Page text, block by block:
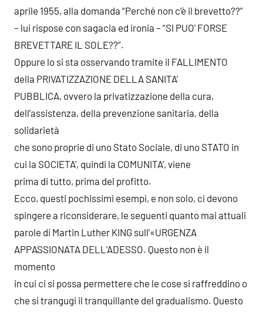
aprile 1955, alla domanda “Perché non c’è il brevetto??”
– lui rispose con sagacia ed ironia – “SI PUO’ FORSE
BREVETTARE IL SOLE??”.
Oppure lo si sta osservando tramite il FALLIMENTO
della PRIVATIZZAZIONE DELLA SANITA’
PUBBLICA, ovvero la privatizzazione della cura,
dell’assistenza, della prevenzione sanitaria, della
solidarietà
che sono proprie di uno Stato Sociale, di uno STATO in
cui la SOCIETA’, quindi la COMUNITA’, viene
prima di tutto, prima del profitto.
Ecco, questi pochissimi esempi, e non solo, ci devono
spingere a riconsiderare, le seguenti quanto mai attuali
parole di Martin Luther KING sull’«URGENZA
APPASSIONATA DELL’ADESSO. Questo non è il
momento
in cui ci si possa permettere che le cose si raffreddino o
che si trangugi il tranquillante del gradualismo. Questo